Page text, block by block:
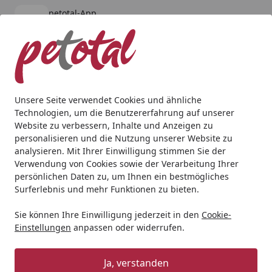
Unsere Seite verwendet Cookies und ähnliche
Technologien, um die Benutzererfahrung auf unserer
Website zu verbessern, Inhalte und Anzeigen zu
personalisieren und die Nutzung unserer Website zu
analysieren. Mit Ihrer Einwilligung stimmen Sie der
Verwendung von Cookies sowie der Verarbeitung Ihrer
persönlichen Daten zu, um Ihnen ein bestmögliches
Surferlebnis und mehr Funktionen zu bieten.
Sie können Ihre Einwilligung jederzeit in den Cookie-
Einstellungen anpassen oder widerrufen.
Ja, verstanden
petotal-App
kostenlos - Im App Store
Alle Produkte
Mein Konto
Suchen
Startseite
Andere Tierarten Kleintier Zubehör TRIXIE Slide &
TRIXIE Slide & Fun Board Kunststoff
ø 23 cm